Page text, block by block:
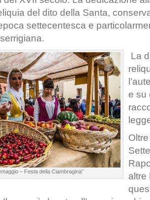
del dito della Santa,
settecentesca e
– Festa della Ciambragina”
La
e su
altre